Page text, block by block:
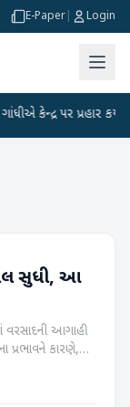
E-Paper Login
પ્રહાર કર્યા ●
સુધી, આ
વરસાદની આગાહી
પ્રભાવને કારણે,
છૂટાછ...